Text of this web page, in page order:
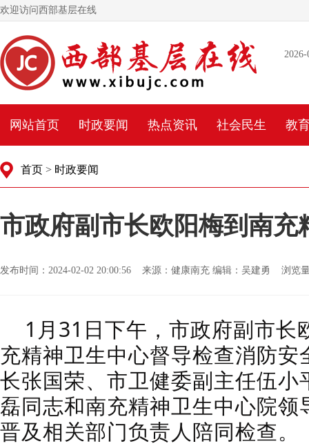
欢迎访问西部基层在线
2026-
网站首页 时政要闻 热点资讯 社会民生 教
首页 > 时政要闻
市政府副市长欧阳梅到南
发布时间：2024-02-02 20:00:56 来源：健康南充 编辑：吴建勇 浏览
1月31日下午，市政府副市长
充精神卫生中心督导检查消防
长张国荣、市卫健委副主任伍
磊同志和南充精神卫生中心院
晋及相关部门负责人陪同检查。